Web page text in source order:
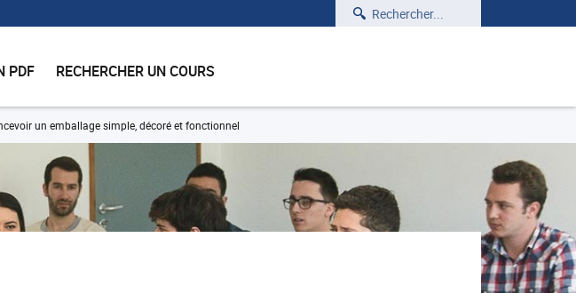
Rechercher
PDF RECHERCHER UN COURS
un emballage simple, décoré et fonctionnel